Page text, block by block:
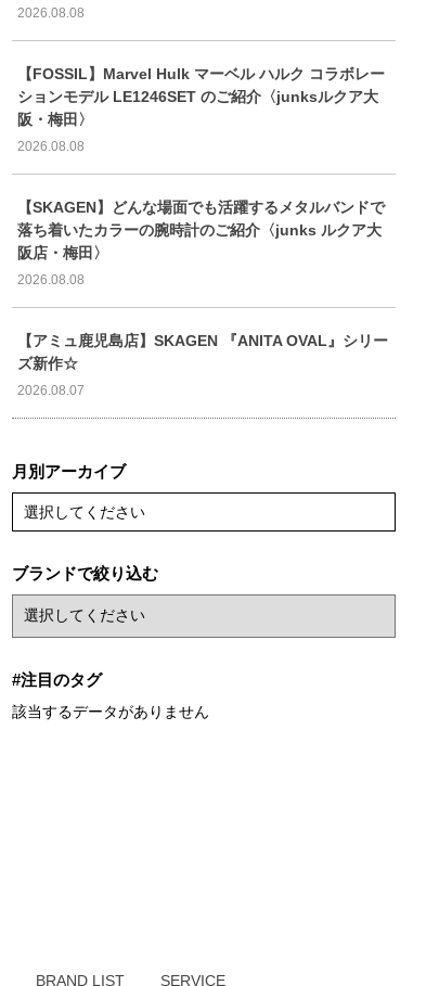
2026.08.08
【FOSSIL】Marvel Hulk マーベル ハルク コラボレー
ションモデル LE1246SET のご紹介〈junksルクア大
阪・梅田〉
2026.08.08
【SKAGEN】どんな場面でも活躍するメタルバンドで
落ち着いたカラーの腕時計のご紹介〈junks ルクア大
阪店・梅田〉
2026.08.08
【アミュ鹿児島店】SKAGEN 『ANITA OVAL』シリー
ズ新作☆
2026.08.07
月別アーカイブ
選択してください
ブランドで絞り込む
#注目のタグ
該当するデータがありません
BRAND LIST SERVICE